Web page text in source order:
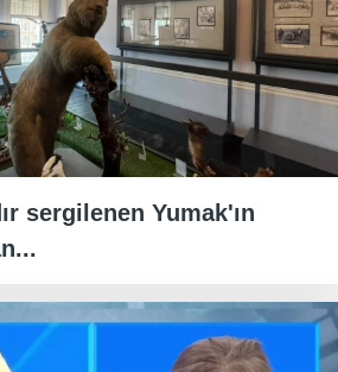
sergilenen Yumak'ın